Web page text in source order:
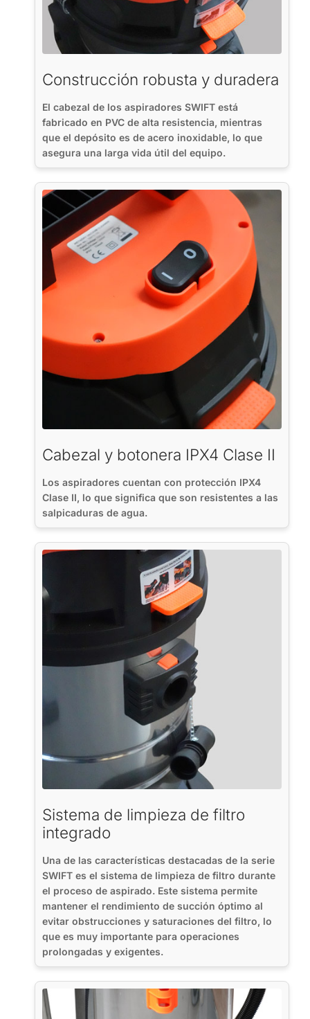
Construcción robusta y duradera
El cabezal de los aspiradores SWIFT está
fabricado en PVC de alta resistencia, mientras
que el depósito es de acero inoxidable, lo que
asegura una larga vida útil del equipo.
Cabezal y botonera IPX4 Clase II
Los aspiradores cuentan con protección IPX4
Clase II, lo que significa que son resistentes a las
salpicaduras de agua.
Sistema de limpieza de filtro
integrado
Una de las características destacadas de la serie
SWIFT es el sistema de limpieza de filtro durante
el proceso de aspirado. Este sistema permite
mantener el rendimiento de succión óptimo al
evitar obstrucciones y saturaciones del filtro, lo
que es muy importante para operaciones
prolongadas y exigentes.